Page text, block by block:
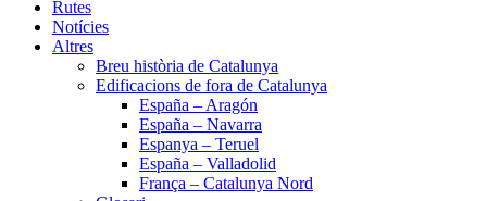
Rutes
Notícies
Altres
Breu història de Catalunya
Edificacions de fora de Catalunya
España – Aragón
España – Navarra
Espanya – Teruel
España – Valladolid
França – Catalunya Nord